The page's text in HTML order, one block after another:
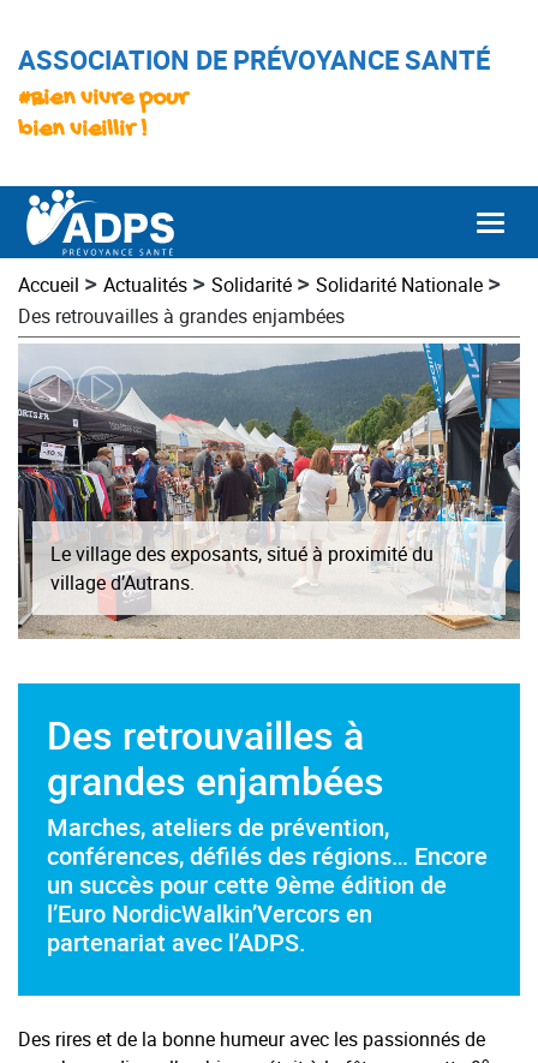
ASSOCIATION DE PRÉVOYANCE SANTÉ
#Bien vivre pour
bien vieillir !
Accueil > Actualités > Solidarité > Solidarité Nationale >
Des retrouvailles à grandes enjambées
Le village des exposants, situé à proximité du
village d’Autrans.
Des retrouvailles à
grandes enjambées
Marches, ateliers de prévention,
conférences, défilés des régions… Encore
un succès pour cette 9ème édition de
l’Euro NordicWalkin’Vercors en
partenariat avec l’ADPS.
Des rires et de la bonne humeur avec les passionnés de